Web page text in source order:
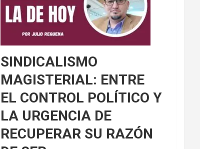
SINDICALISMO
MAGISTERIAL: ENTRE
EL CONTROL POLÍTICO Y
LA URGENCIA DE
RECUPERAR SU RAZÓN